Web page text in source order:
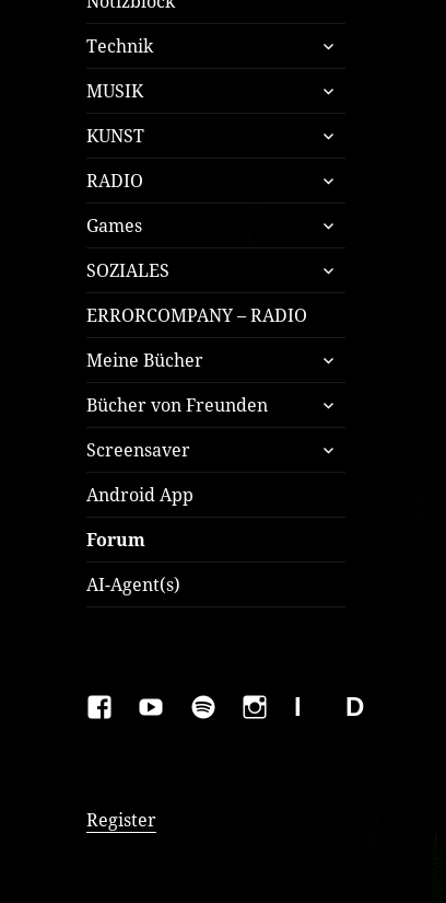
Technik
untermenü
öffnen
MUSIK
untermenü
öffnen
KUNST
untermenü
öffnen
RADIO
untermenü
öffnen
Games
untermenü
öffnen
SOZIALES
untermenü
öffnen
ERRORCOMPANY – RADIO
Meine Bücher
untermenü
öffnen
Bücher von Freunden
untermenü
öffnen
Screensaver
untermenü
öffnen
Android App
Forum
AI-Agent(s)
FAKEBOOK
YOUTUBESPOTIFYINSTAGRAM
IMPRESSUM
Register